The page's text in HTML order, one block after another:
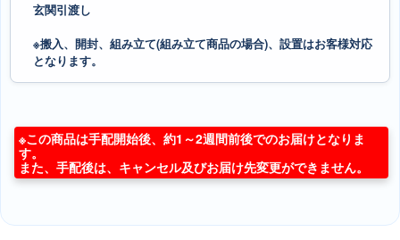
玄関引渡し
※搬入、開封、組み立て(組み立て商品の場合)、設置はお客様対応
となります。
※この商品は手配開始後、約1～2週間前後でのお届けとなりま
す。
また、手配後は、キャンセル及びお届け先変更ができません。